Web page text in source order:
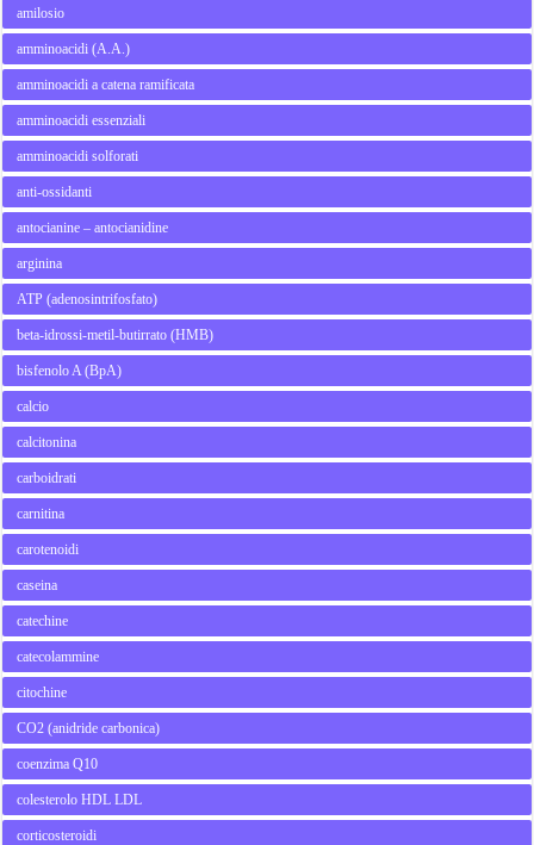
amilosio
amminoacidi (A.A.)
amminoacidi a catena ramificata
amminoacidi essenziali
amminoacidi solforati
anti-ossidanti
antocianine – antocianidine
arginina
ATP (adenosintrifosfato)
beta-idrossi-metil-butirrato (HMB)
bisfenolo A (BpA)
calcio
calcitonina
carboidrati
carnitina
carotenoidi
caseina
catechine
catecolammine
citochine
CO2 (anidride carbonica)
coenzima Q10
colesterolo HDL LDL
corticosteroidi